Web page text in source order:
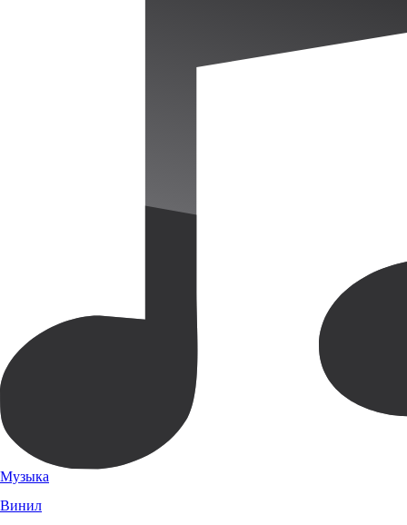
Музыка
Винил